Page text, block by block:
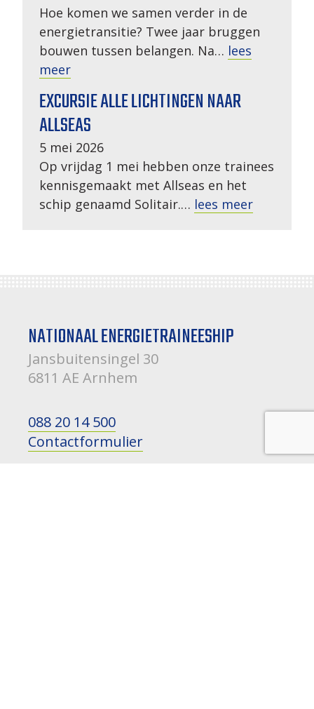
Hoe komen we samen verder in de
energietransitie? Twee jaar bruggen
bouwen tussen belangen. Na… lees
meer
EXCURSIE ALLE LICHTINGEN NAAR
ALLSEAS
5 mei 2026
Op vrijdag 1 mei hebben onze trainees
kennisgemaakt met Allseas en het
schip genaamd Solitair.… lees meer
NATIONAAL ENERGIETRAINEESHIP
Jansbuitensingel 30
6811 AE Arnhem
088 20 14 500
Contactformulier